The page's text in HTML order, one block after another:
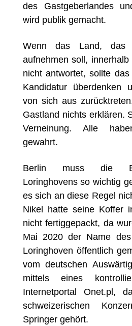
des Gastgeberlandes
wird publik gemacht.
Wenn das Land, das
aufnehmen soll,
nicht antwortet, sollte
Kandidatur überdenken
von sich aus
Gastland nichts erklären.
Verneinung. Alle
gewahrt.
Berlin muss die
Loringhovens so wichtig
es sich an diese Regel
Nikel hatte seine Koffer
nicht fertiggepackt, da
Mai 2020 der Name
Loringhoven öffentlich
vom deutschen
mittels eines
Internetportal Onet.pl,
schweizerischen
Springer gehört.